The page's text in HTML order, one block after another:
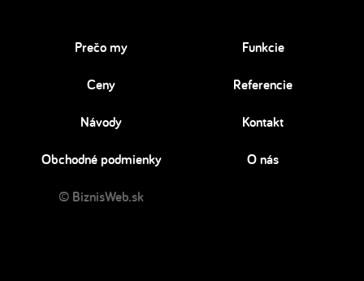
Prečo my Funkcie
Ceny Referencie
Návody Kontakt
Obchodné podmienky O nás
© BiznisWeb.sk